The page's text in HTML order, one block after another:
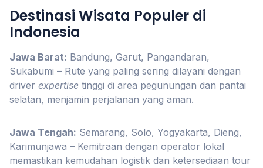
Destinasi Wisata Populer di
Indonesia
Jawa Barat: Bandung, Garut, Pangandaran,
Sukabumi – Rute yang paling sering dilayani dengan
driver expertise tinggi di area pegunungan dan pantai
selatan, menjamin perjalanan yang aman.
Jawa Tengah: Semarang, Solo, Yogyakarta, Dieng,
Karimunjawa – Kemitraan dengan operator lokal
memastikan kemudahan logistik dan ketersediaan tour